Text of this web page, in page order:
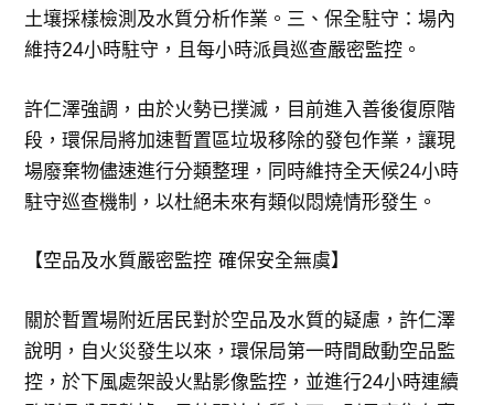
土壤採樣檢測及水質分析作業。三、保全駐守：場內
維持24小時駐守，且每小時派員巡查嚴密監控。
許仁澤強調，由於火勢已撲滅，目前進入善後復原階
段，環保局將加速暫置區垃圾移除的發包作業，讓現
場廢棄物儘速進行分類整理，同時維持全天候24小時
駐守巡查機制，以杜絕未來有類似悶燒情形發生。
【空品及水質嚴密監控 確保安全無虞】
關於暫置場附近居民對於空品及水質的疑慮，許仁澤
說明，自火災發生以來，環保局第一時間啟動空品監
控，於下風處架設火點影像監控，並進行24小時連續